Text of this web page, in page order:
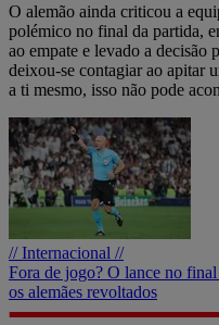
O alemão ainda criticou a
polémico no final da partida,
ao empate e levado a decisão
deixou-se contagiar ao apitar
a ti mesmo, isso não pode
// Internacional //
Fora de jogo? O lance no
os alemães revoltados